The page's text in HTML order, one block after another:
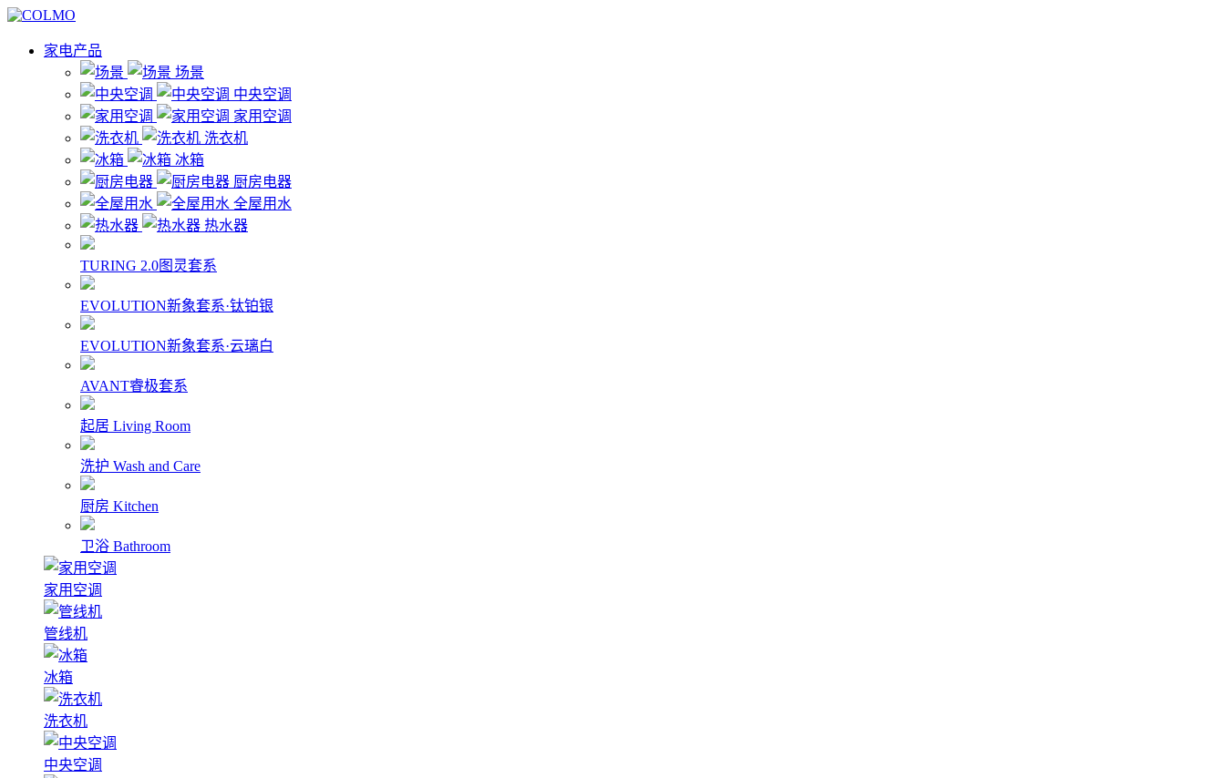
家电产品
场景
中央空调
家用空调
洗衣机
冰箱
厨房电器
全屋用水
热水器
TURING 2.0图灵套系
EVOLUTION新象套系·钛铂银
EVOLUTION新象套系·云璃白
AVANT睿极套系
起居 Living Room
洗护 Wash and Care
厨房 Kitchen
卫浴 Bathroom
家用空调
管线机
冰箱
洗衣机
中央空调